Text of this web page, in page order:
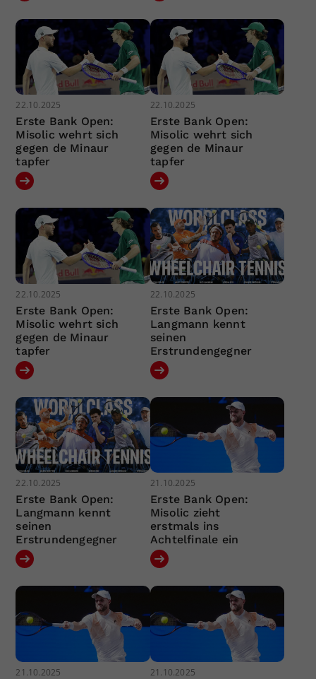
22.10.2025
Erste Bank Open:
Misolic wehrt sich
gegen de Minaur
tapfer
22.10.2025
Erste Bank Open:
Misolic wehrt sich
gegen de Minaur
tapfer
22.10.2025
Erste Bank Open:
Misolic wehrt sich
gegen de Minaur
tapfer
22.10.2025
Erste Bank Open:
Langmann kennt
seinen
Erstrundengegner
22.10.2025
Erste Bank Open:
Langmann kennt
seinen
Erstrundengegner
21.10.2025
Erste Bank Open:
Misolic zieht
erstmals ins
Achtelfinale ein
21.10.2025 21.10.2025